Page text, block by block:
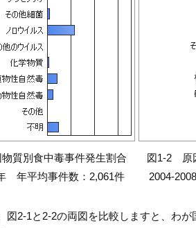
質別食中毒事件発生割合
年平均事件数：2,061件
図1-2 原
2004-
図2-1と2-2の両図を比較しますと、わ